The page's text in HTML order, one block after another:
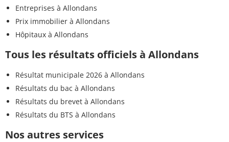
Entreprises à Allondans
Prix immobilier à Allondans
Hôpitaux à Allondans
Tous les résultats officiels à Allondans
Résultat municipale 2026 à Allondans
Résultats du bac à Allondans
Résultats du brevet à Allondans
Résultats du BTS à Allondans
Nos autres services